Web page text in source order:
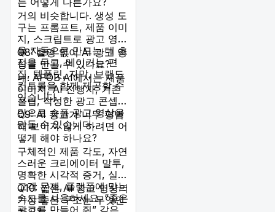
거의 비슷합니다. 생성 도
구는 프롬프트, 제품 이미
지, 스크립트로 광고 영상
을 자동으로 만드는 데 초
점을 두고, 메이커는 편
집, 템플릿, 자막, 브랜드
컨트롤을 함께 제공할 수
있습니다.
Q8: 촬영 없이 AI 광고 영
상을 만들 수 있나요?
네. APOB AI에서는 제품
이미지, AI 진행자, 기존
클립, 작성한 광고 콘셉트
만으로 숏폼 광고 영상을
만들 수 있습니다.
Q9: AI 광고가 너무 평범
해 보이지 않게 하려면 어
떻게 해야 하나요?
구체적인 제품 각도, 자연
스러운 크리에이터 말투,
명확한 시각적 증거, 실제
고객 문제, 플랫폼에 맞는
속도를 사용하세요. “좋은
광고를 만들어 줘” 같은
Q10: 짧은 AI 광고 영상의
가장 좋은 구조는 무엇인